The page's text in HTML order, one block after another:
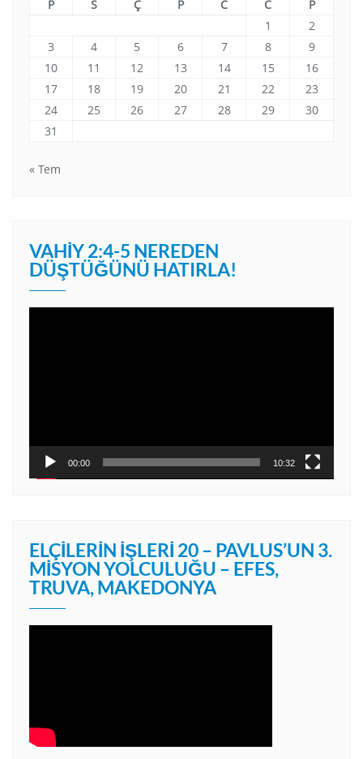
P S Ç P C C
P
1
2
3
4 5 6 7 8
9
10
11 12 13 14 15
16
17
18 19 20 21 22
23
24
25 26 27 28 29
30
31
« Tem
VAHIY 2:4-5 NEREDEN
DÜŞTÜĞÜNÜ HATIRLA!
00:00 10:32
ELÇILERIN İŞLERI 20 – PAVLUS’UN 3.
MISYON YOLCULUĞU – EFES,
TRUVA, MAKEDONYA